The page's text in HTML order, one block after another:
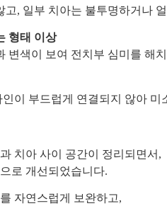
고, 일부 치아는 불투명하거나
형태 이상
변색이 보여 전치부 심미를 해
이 부드럽게 연결되지 않아
치아 사이 공간이 정리되면서,
로 개선되었습니다.
자연스럽게 보완하고,